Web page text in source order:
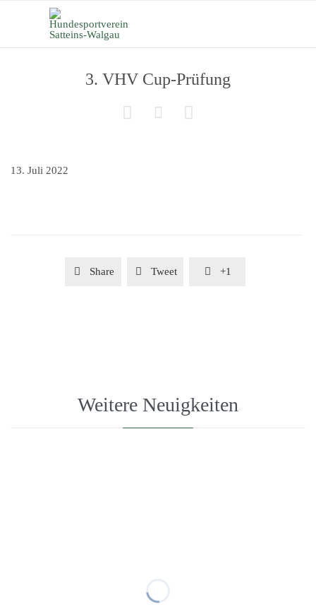
3. VHV Cup-Prüfung
  
13. Juli 2022
 Share  Tweet  +1
Weitere Neuigkeiten